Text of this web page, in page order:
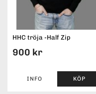
HHC tröja -Half Zip
900 kr
INFO KÖP